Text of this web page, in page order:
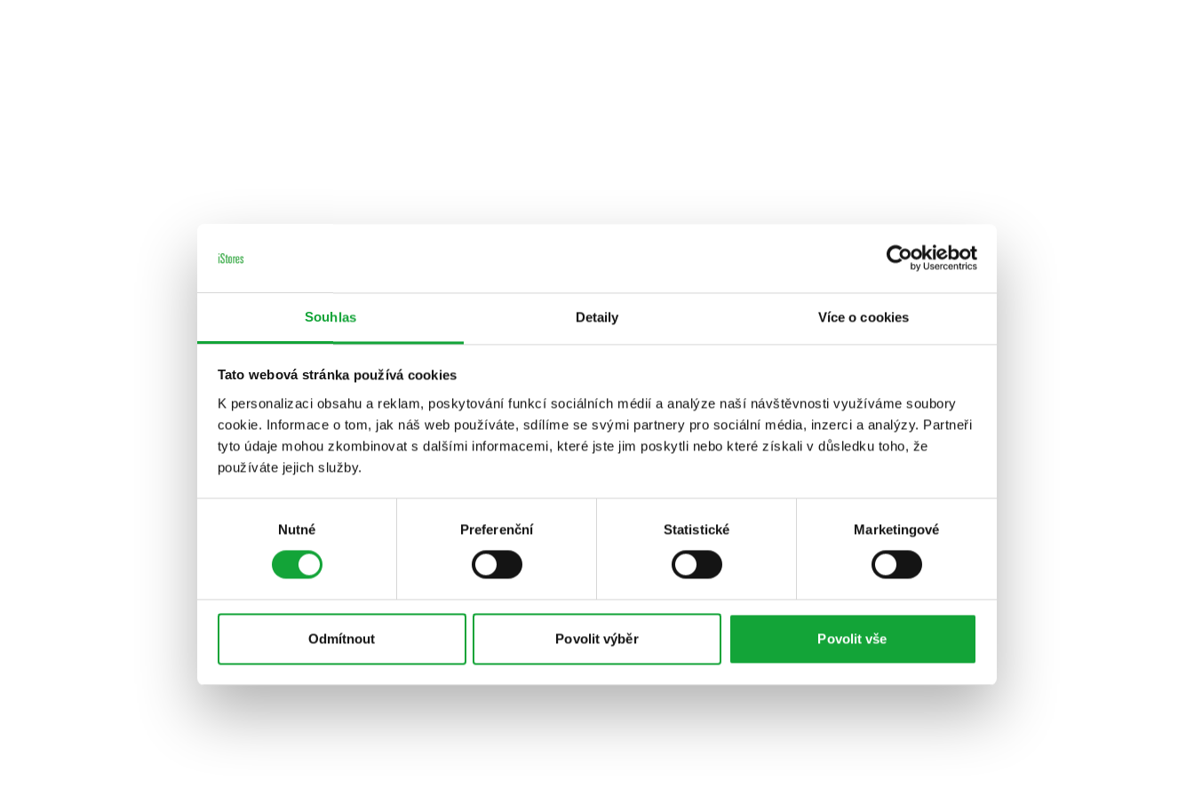
Souhlas Detaily Více o cookies
Tato webová stránka používá cookies
K personalizaci obsahu a reklam, poskytování funkcí sociálních médií a analýze naší návštěvnosti využíváme soubory
cookie. Informace o tom, jak náš web používáte, sdílíme se svými partnery pro sociální média, inzerci a analýzy. Partneři
tyto údaje mohou zkombinovat s dalšími informacemi, které jste jim poskytli nebo které získali v důsledku toho, že
používáte jejich služby.
Nutné Preferenční Statistické Marketingové
Odmítnout Povolit výběr Povolit vše